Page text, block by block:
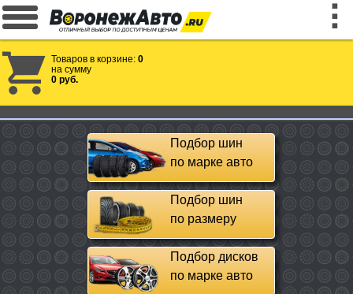
Товаров в корзине: 0
на сумму
0 руб.
Подбор шин
по марке авто
Подбор шин
по размеру
Подбор дисков
по марке авто